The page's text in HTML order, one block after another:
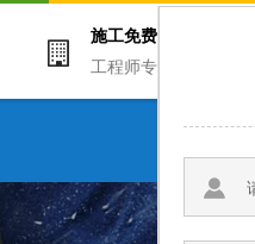
施工免费
工程师专家领衔